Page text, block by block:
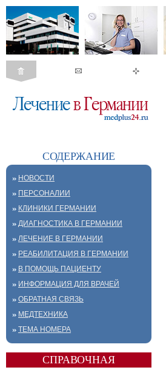
СОДЕРЖАНИЕ
НОВОСТИ
ПЕРСОНАЛИИ
КЛИНИКИ ГЕРМАНИИ
ДИАГНОСТИКА В ГЕРМАНИИ
ЛЕЧЕНИЕ В ГЕРМАНИИ
РЕАБИЛИТАЦИЯ В ГЕРМАНИИ
В ПОМОЩЬ ПАЦИЕНТУ
ИНФОРМАЦИЯ ДЛЯ ВРАЧЕЙ
ОБРАТНАЯ СВЯЗЬ
МЕДТЕХНИКА
ТЕМА НОМЕРА
СПРАВОЧНАЯ